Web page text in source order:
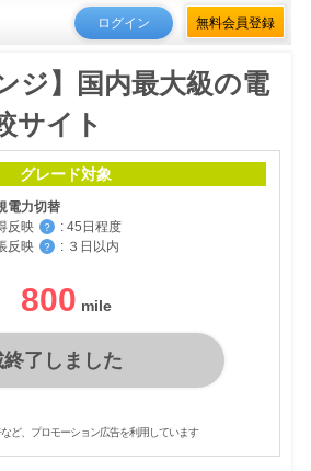
ログイン 無料会員登録
ジ】国内最大級の電
サイト
グレード対象
電力切替
反映
？ : 45日程度
反映
？ : ３日以内
800
了しました
ど、プロモーション広告を利用しています